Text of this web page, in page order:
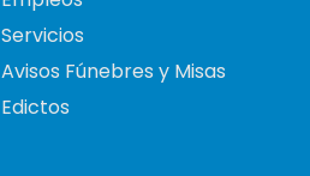
Servicios
Avisos Fúnebres y Misas
Edictos